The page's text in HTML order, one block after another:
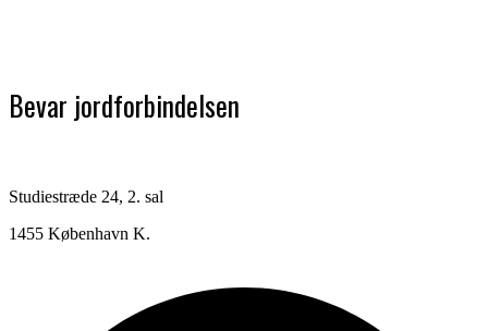
Bevar jordforbindelsen
Studiestræde 24, 2. sal
1455 København K.